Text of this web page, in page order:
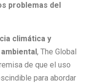
problemas del
climática y
, The Global
de que el uso
para abordar